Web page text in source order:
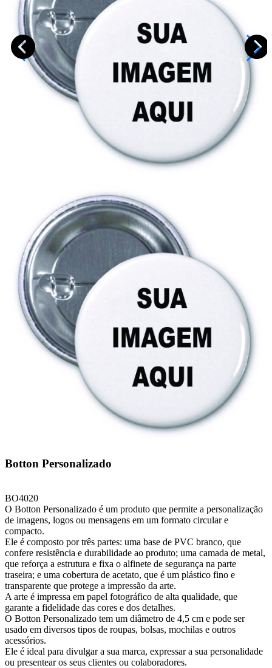
Botton Personalizado
BO4020
O Botton Personalizado é um produto que permite a personalização
de imagens, logos ou mensagens em um formato circular e
compacto.
Ele é composto por três partes: uma base de PVC branco, que
confere resistência e durabilidade ao produto; uma camada de metal,
que reforça a estrutura e fixa o alfinete de segurança na parte
traseira; e uma cobertura de acetato, que é um plástico fino e
transparente que protege a impressão da arte.
A arte é impressa em papel fotográfico de alta qualidade, que
garante a fidelidade das cores e dos detalhes.
O Botton Personalizado tem um diâmetro de 4,5 cm e pode ser
usado em diversos tipos de roupas, bolsas, mochilas e outros
acessórios.
Ele é ideal para divulgar a sua marca, expressar a sua personalidade
ou presentear os seus clientes ou colaboradores.